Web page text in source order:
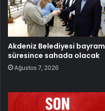
Akdeniz Belediyesi bayram
süresince sahada olacak
Ağustos 7, 2026